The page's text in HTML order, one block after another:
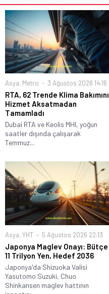
Asya, Metro 3 Ağustos 2026 14:16
RTA, 62 Trende Klima Bakımını
Hizmet Aksatmadan
Tamamladı
Dubai RTA ve Keolis MHI, yoğun
saatler dışında çalışarak
Temmuz...
Asya, YHT 5 Ağustos 2026 22:13
Japonya Maglev Onayı: Bütçe
11 Trilyon Yen, Hedef 2036
Japonya'da Shizuoka Valisi
Yasutomo Suzuki, Chuo
Shinkansen maglev hattının